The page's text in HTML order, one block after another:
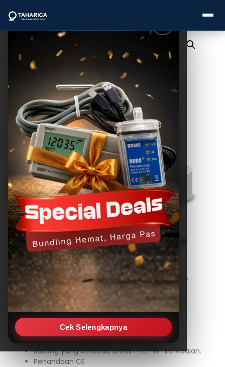
Cek Selengkapnya
Categories
Brands
Service
Industries
Blogs
Automatic Bar/Films Applicator
Features:
Aplikator batang untuk berbagai film, pernis,
tinta, pigmen.
Untuk kertas pelapis atau bahan lain, tanpa
tekanan pada kertas.
Gerakan bilah aplikator, kertas dipasang ke
peralatan.
Kecepatan yang dapat disesuaikan
Batang yang berbeda untuk memilih ketebalan.
Penandaan CE